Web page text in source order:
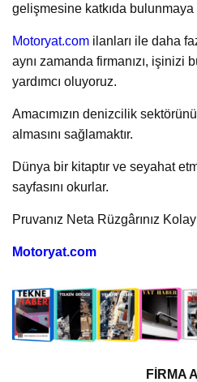
gelişmesine katkıda bulunmaya
Motoryat.com ilanları ile daha
aynı zamanda firmanızı, işinizi
yardımcı oluyoruz.
Amacımızın denizcilik
almasını sağlamaktır.
Dünya bir kitaptır ve seyahat
sayfasını okurlar.
Pruvanız Neta Rüzgârınız
Motoryat.com
FİRMA